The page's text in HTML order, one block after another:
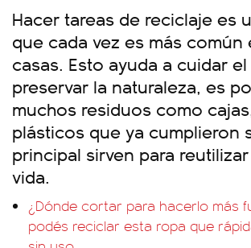
Hacer tareas de reciclaje es
que cada vez es más común
casas. Esto ayuda a cuidar
preservar la naturaleza, es
muchos residuos como
plásticos que ya cumplieron
principal sirven para
vida.
¿Dónde cortar para hacerlo más
podés reciclar esta ropa que